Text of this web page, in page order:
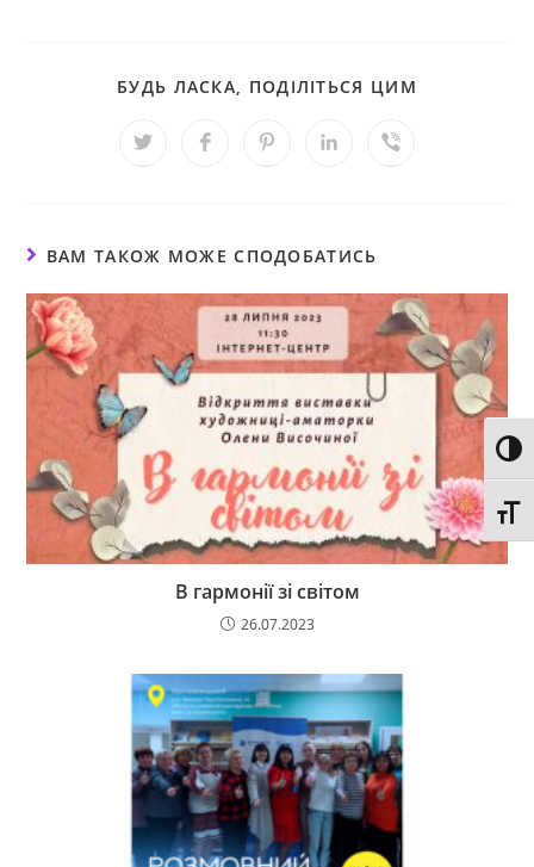
БУДЬ ЛАСКА, ПОДІЛІТЬСЯ ЦИМ
ВАМ ТАКОЖ МОЖЕ СПОДОБАТИСЬ
В гармонії зі світом
26.07.2023